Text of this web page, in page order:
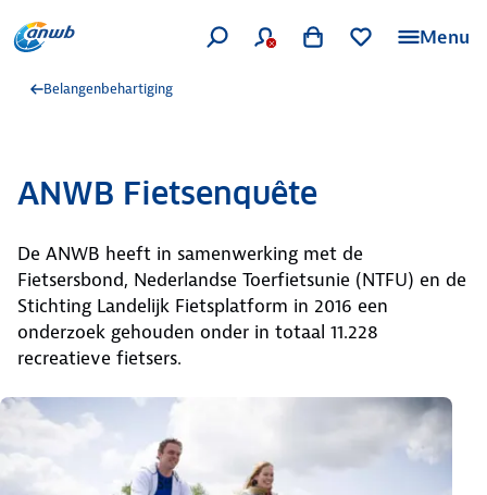
Menu
Belangenbehartiging
ANWB Fietsenquête
De ANWB heeft in samenwerking met de
Fietsersbond, Nederlandse Toerfietsunie (NTFU) en de
Stichting Landelijk Fietsplatform in 2016 een
onderzoek gehouden onder in totaal 11.228
recreatieve fietsers.